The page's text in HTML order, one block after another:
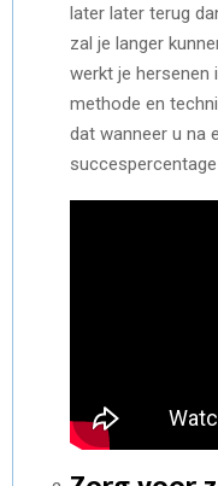
later later terug
zal je langer
werkt je hersenen
methode en
dat wanneer u na